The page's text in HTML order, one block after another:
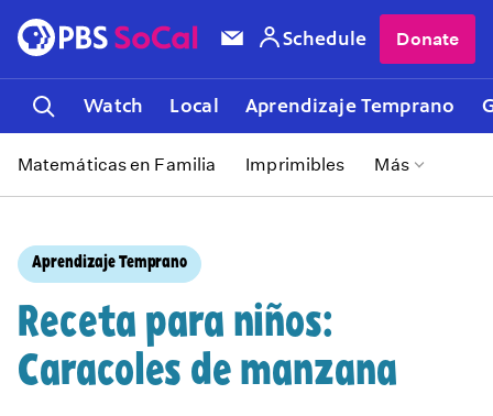
Watch Local Aprendizaje Temprano
Schedule Donate
Matemáticas en Familia Imprimibles Más
Aprendizaje Temprano
Receta para niños:
Caracoles de manzana